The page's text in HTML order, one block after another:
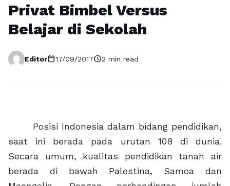
Privat Bimbel Versus
Belajar di Sekolah
Editorcalendar_today17/09/2017schedule2 min read
Posisi Indonesia dalam bidang pendidikan,
saat ini berada pada urutan 108 di dunia.
Secara umum, kualitas pendidikan tanah air
berada di bawah Palestina, Samoa dan